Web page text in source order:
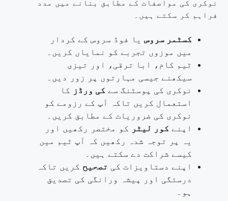
نوکری کی مواصفات کے مطابق بنانے میں مدد
فراہم کر سکتے ہیں۔
کسٹمر سروس یا فوڈ سروس کے کردار
میں موزوں تجربے کو نمایاں کریں۔
ٹیم کام، ابا ترقی، اور تیزی
سیکھنے جیسی مہارتوں پر زور دیں۔
نوکری کی پوسٹنگ سے کی ورڈز کا
استعمال کریں تاکہ آپ کے رزومے کو
نوکری کی ضروریات کے مطابق کریں۔
اپنے کور لیٹر کو مختصر رکھیں اور
یہ پر توجہ شدہ رکھیں کہ آپ ٹیم میں
کیسے شراکت دے سکتے ہیں۔
اپنے دستاویزات کی تصحیح کریں تاکہ
درستگی اور پیشہ ورانگی کی تصدیق
ہو۔